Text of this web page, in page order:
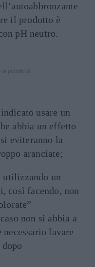
il prodotto è
pH neutro.
usare un
abbia un effetto
eviteranno la
aranciate;
un
così facendo, non
non si abbia a
lavare